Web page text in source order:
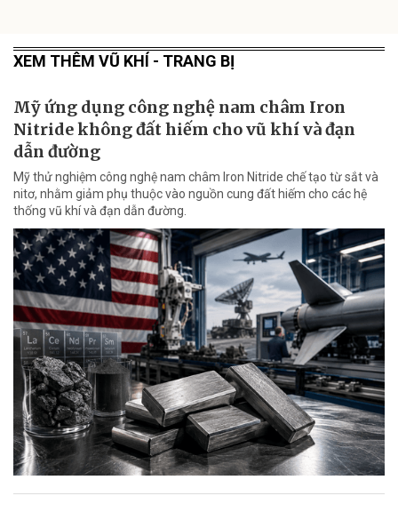
XEM THÊM VŨ KHÍ - TRANG BỊ
Mỹ ứng dụng công nghệ nam châm Iron
Nitride không đất hiếm cho vũ khí và đạn
dẫn đường
Mỹ thử nghiệm công nghệ nam châm Iron Nitride chế tạo từ sắt và
nitơ, nhằm giảm phụ thuộc vào nguồn cung đất hiếm cho các hệ
thống vũ khí và đạn dẫn đường.